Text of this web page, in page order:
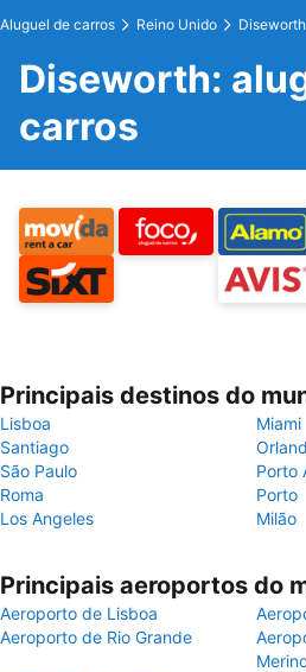
Aluguel de carros Reino Unido Diseworth
Diseworth:
carros
Principais destinos do
Lisboa
Miami
Santiago
São Paulo
Porto
Roma
Porto
Los Angeles
Milão
Principais aeroportos do
Aeroporto de Lisboa
Aeroporto de Rio Grande